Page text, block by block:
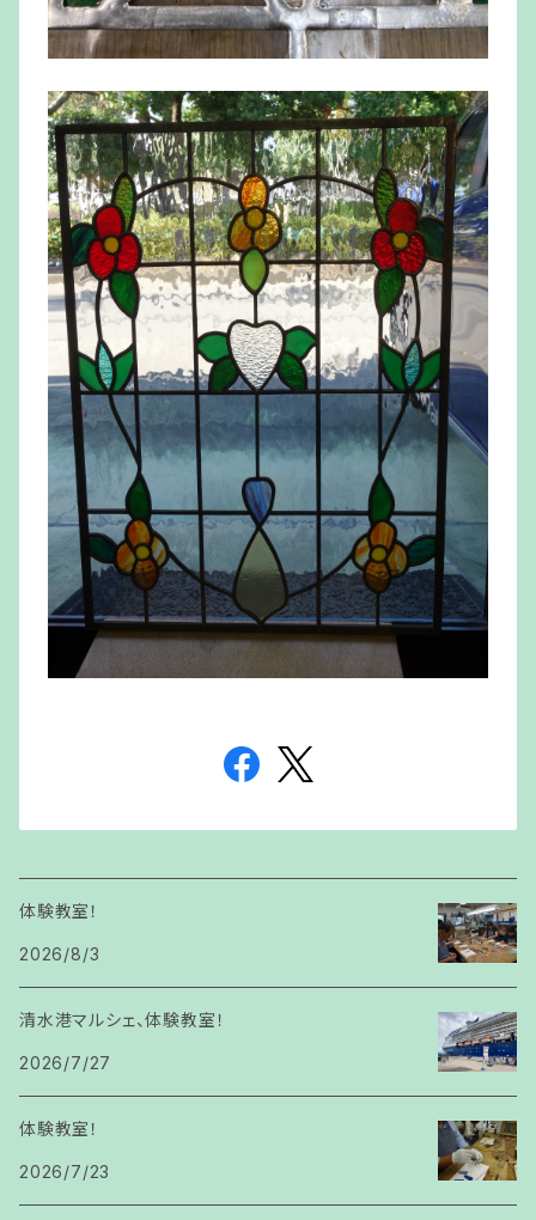
体験教室！
2026/8/3
清水港マルシェ、体験教室！
2026/7/27
体験教室！
2026/7/23